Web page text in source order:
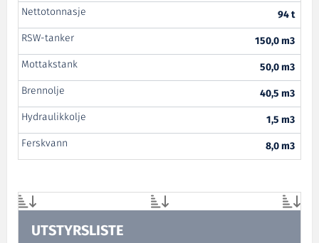
Nettotonnasje
94 t
RSW-tanker
150,0 m3
Mottakstank
50,0 m3
Brennolje
40,5 m3
Hydraulikkolje
1,5 m3
Ferskvann
8,0 m3
UTSTYRSLISTE